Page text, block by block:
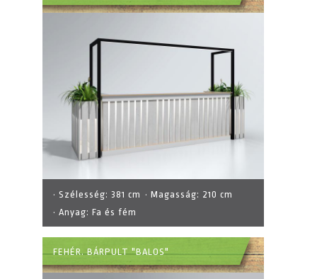
· Szélesség: 381 cm · Magasság: 210 cm
· Anyag: Fa és fém
FEHÉR. BÁRPULT "BALOS"